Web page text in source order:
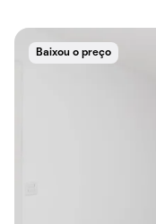
Baixou o preço